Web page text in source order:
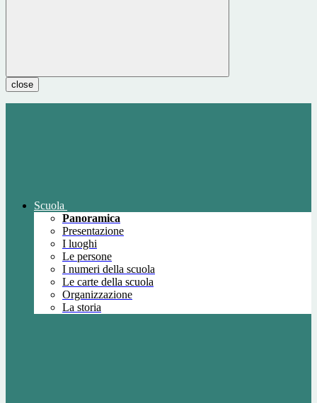
close
Scuola
Panoramica
Presentazione
I luoghi
Le persone
I numeri della scuola
Le carte della scuola
Organizzazione
La storia